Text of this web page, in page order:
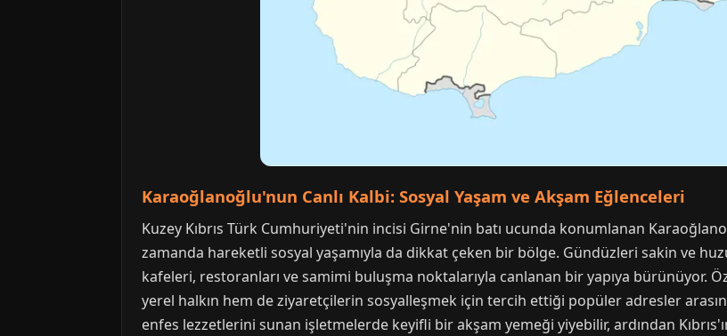
Karaoğlanoğlu'nun Canlı Kalbi: Sosyal Yaşam ve Akşam Eğlenceleri
Kuzey Kıbrıs Türk Cumhuriyeti'nin incisi Girne'nin batı ucunda konumlanan
zamanda hareketli sosyal yaşamıyla da dikkat çeken bir bölge. Gündüzleri sakin ve
kafeleri, restoranları ve samimi buluşma noktalarıyla canlanan bir yapıya bürünüyor.
yerel halkın hem de ziyaretçilerin sosyalleşmek için tercih ettiği popüler adresler
enfes lezzetlerini sunan işletmelerde keyifli bir akşam yemeği yiyebilir, ardından